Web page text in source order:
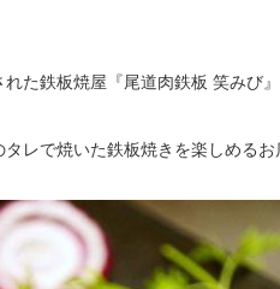
た鉄板焼屋『尾道肉鉄板 笑みび』
レで焼いた鉄板焼きを楽しめるお